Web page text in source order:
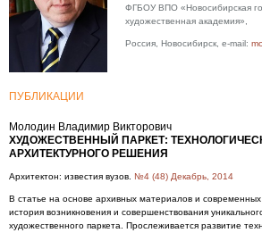
ФГБОУ ВПО «Новосибирская
художественная академия»,
Россия, Новосибирск, e-mail:
ПУБЛИКАЦИИ
Молодин Владимир Викторович
ХУДОЖЕСТВЕННЫЙ ПАРКЕТ:
АРХИТЕКТУРНОГО РЕШЕНИЯ
Архитектон: известия вузов. №4 (48) Декабрь, 2014
В статье на основе архивных материалов и современных
история возникновения и совершенствования
художественного паркета. Прослеживается развитие